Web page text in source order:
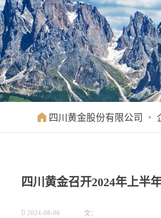
 四川黄金股份有限公司 
四川黄金召开2024年上半
 2024-08-06 文：